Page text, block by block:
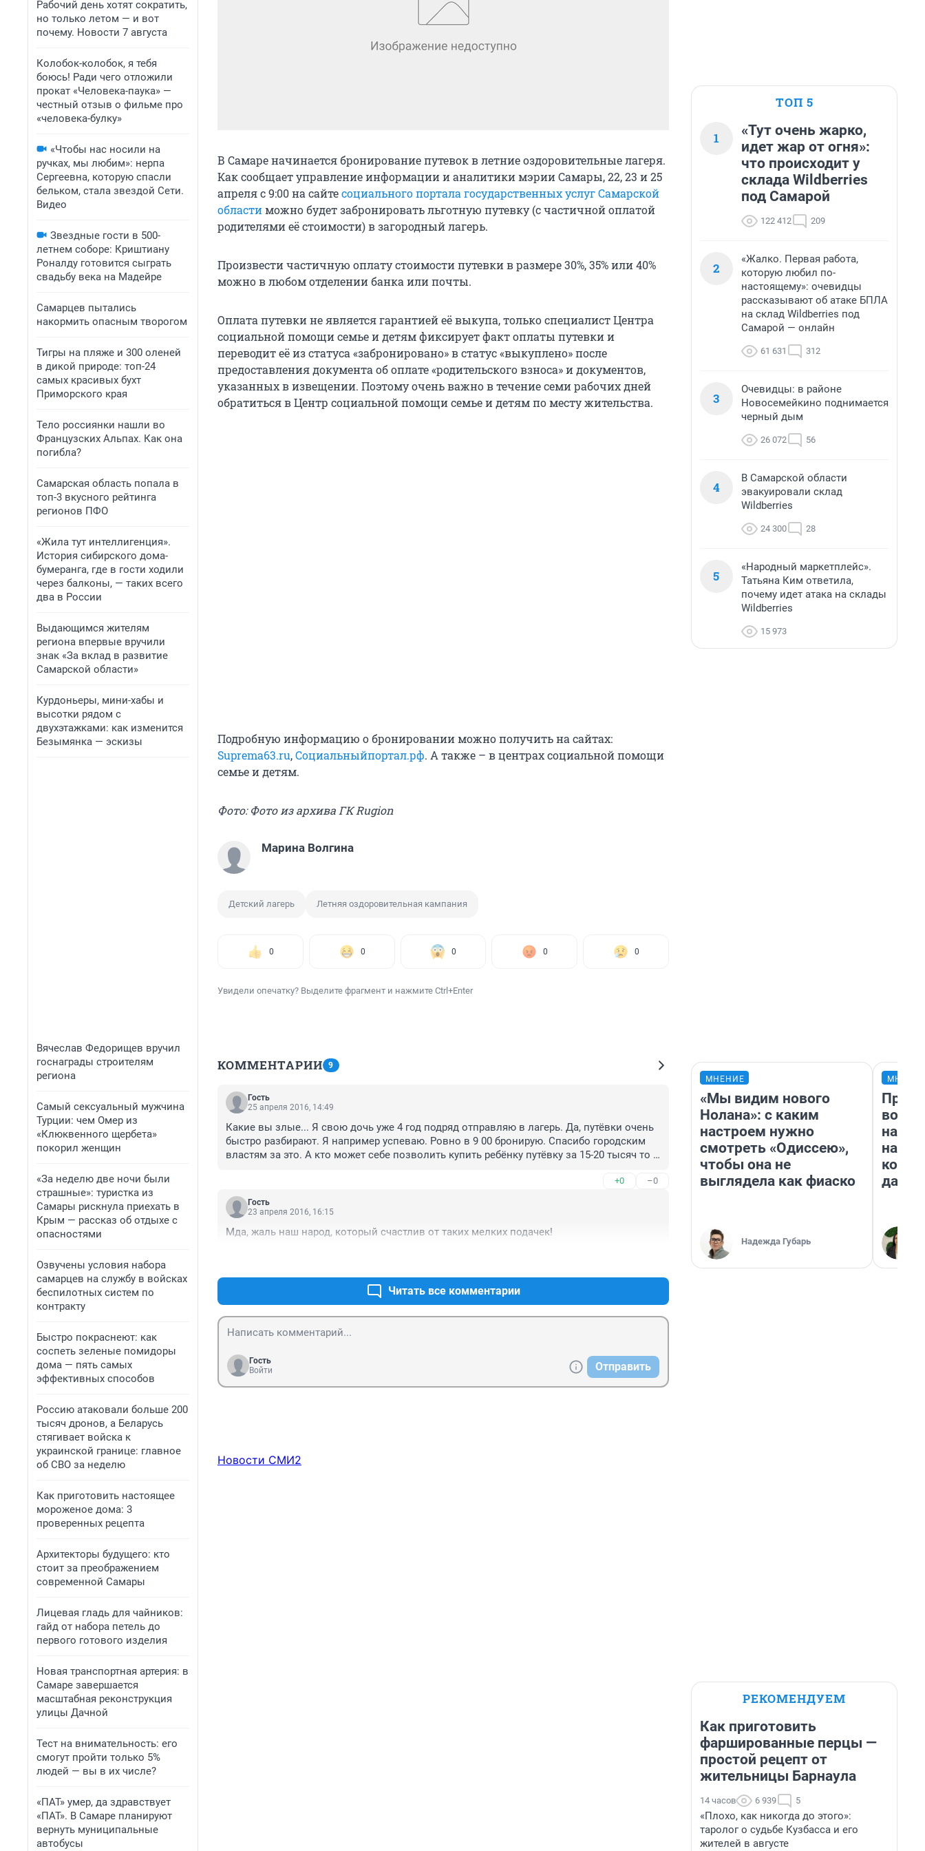
Рабочий день хотят сократить,
но только летом — и вот
почему. Новости 7 августа
Колобок-колобок, я тебя
боюсь! Ради чего отложили
прокат «Человека-паука» —
честный отзыв о фильме про
«человека-булку»
«Чтобы нас носили на
ручках, мы любим»: нерпа
Сергеевна, которую спасли
бельком, стала звездой Сети.
Видео
Звездные гости в 500-
летнем соборе: Криштиану
Роналду готовится сыграть
свадьбу века на Мадейре
Самарцев пытались
накормить опасным творогом
Тигры на пляже и 300 оленей
в дикой природе: топ-24
самых красивых бухт
Приморского края
Тело россиянки нашли во
Французских Альпах. Как она
погибла?
Самарская область попала в
топ-3 вкусного рейтинга
регионов ПФО
«Жила тут интеллигенция».
История сибирского дома-
бумеранга, где в гости ходили
через балконы, — таких всего
два в России
Выдающимся жителям
региона впервые вручили
знак «За вклад в развитие
Самарской области»
Курдоньеры, мини-хабы и
высотки рядом с
двухэтажками: как изменится
Безымянка — эскизы
Вячеслав Федорищев вручил
госнаграды строителям
региона
Самый сексуальный мужчина
Турции: чем Омер из
«Клюквенного щербета»
покорил женщин
«За неделю две ночи были
страшные»: туристка из
Самары рискнула приехать в
Крым — рассказ об отдыхе с
опасностями
Озвучены условия набора
самарцев на службу в войсках
беспилотных систем по
контракту
Быстро покраснеют: как
соспеть зеленые помидоры
дома — пять самых
эффективных способов
Россию атаковали больше 200
тысяч дронов, а Беларусь
стягивает войска к
украинской границе: главное
об СВО за неделю
Как приготовить настоящее
мороженое дома: 3
проверенных рецепта
Архитекторы будущего: кто
стоит за преображением
современной Самары
Лицевая гладь для чайников:
гайд от набора петель до
первого готового изделия
Новая транспортная артерия: в
Самаре завершается
масштабная реконструкция
улицы Дачной
Тест на внимательность: его
смогут пройти только 5%
людей — вы в их числе?
«ПАТ» умер, да здравствует
«ПАТ». В Самаре планируют
вернуть муниципальные
автобусы
В Самаре начинается бронирование путевок в летние оздоровительные лагеря.
Как сообщает управление информации и аналитики мэрии Самары, 22, 23 и 25
апреля с 9:00 на сайтесоциального портала государственных услуг Самарской
областиможно будет забронировать льготную путевку (с частичной оплатой
родителями её стоимости) в загородный лагерь.
Произвести частичную оплату стоимости путевки в размере 30%, 35% или 40%
можно в любом отделении банка или почты.
Оплата путевки не является гарантией её выкупа, только специалист Центра
социальной помощи семье и детям фиксирует факт оплаты путевки и
переводит её из статуса «забронировано» в статус «выкуплено» после
предоставления документа об оплате «родительского взноса» и документов,
указанных в извещении. Поэтому очень важно в течение семи рабочих дней
обратиться в Центр социальной помощи семье и детям по месту жительства.
Подробную информацию о бронировании можно получить на сайтах:
Suprema63.ru,Социальныйпортал.рф. А также – в центрах социальной помощи
семье и детям.
Фото: Фото из архива ГК Rugion
Марина Волгина
Детский лагерь Летняя оздоровительная кампания
0 0 0 0 0
Увидели опечатку? Выделите фрагмент и нажмите Ctrl+Enter
КОММЕНТАРИИ 9
Гость
25 апреля 2016, 14:49
Какие вы злые... Я свою дочь уже 4 год подряд отправляю в лагерь. Да, путёвки очень
быстро разбирают. Я например успеваю. Ровно в 9 00 бронирую. Спасибо городским
властям за это. А кто может себе позволить купить ребёнку путёвку за 15-20 тысяч то
+0 –0
Гость
23 апреля 2016, 16:15
Мда, жаль наш народ, который счастлив от таких мелких подачек!
Читать все комментарии
Гость
Войти
Отправить
Новости СМИ2
ТОП 5
1
«Тут очень жарко,
идет жар от огня»:
что происходит у
склада Wildberries
под Самарой
122 412 209
2
«Жалко. Первая работа,
которую любил по-
настоящему»: очевидцы
рассказывают об атаке БПЛА
на склад Wildberries под
Самарой — онлайн
61 631 312
3
Очевидцы: в районе
Новосемейкино поднимается
черный дым
26 072 56
4
В Самарской области
эвакуировали склад
Wildberries
24 300 28
5
«Народный маркетплейс».
Татьяна Ким ответила,
почему идет атака на склады
Wildberries
15 973
МНЕНИЕ
«Мы видим нового
Нолана»: с каким
настроем нужно
смотреть «Одиссею»,
чтобы она не
выглядела как фиаско
Надежда Губарь
нам
даже
РЕКОМЕНДУЕМ
Как приготовить
фаршированные перцы —
простой рецепт от
жительницы Барнаула
14 часов 6 939 5
«Плохо, как никогда до этого»:
таролог о судьбе Кузбасса и его
жителей в августе